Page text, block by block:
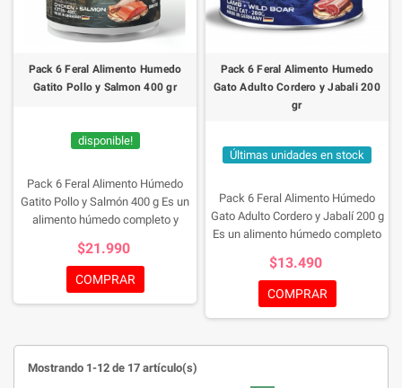
Pack 6 Feral Alimento Humedo
Gatito Pollo y Salmon 400 gr
disponible!
Pack 6 Feral Alimento Húmedo
Gatito Pollo y Salmón 400 g Es un
alimento húmedo completo y
crecimiento, formulado para cubrir
las necesidades nutricionales
durante las etapas más
dos fuentes de proteína animal de
alta calidad que favorecen el
$21.990
COMPRAR
Pack 6 Feral Alimento Humedo
Gato Adulto Cordero y Jabali 200
gr
Últimas unidades en stock
Pack 6 Feral Alimento Húmedo
Gato Adulto Cordero y Jabalí 200 g
Es un alimento húmedo completo
una combinación de cordero y
carne de jabalí que aporta
proteínas de alta calidad y un
natural felina. Su receta premium,
$13.490
COMPRAR
Mostrando 1-12 de 17 artículo(s)